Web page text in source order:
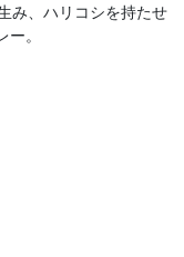
み、ハリコシを持たせ
。